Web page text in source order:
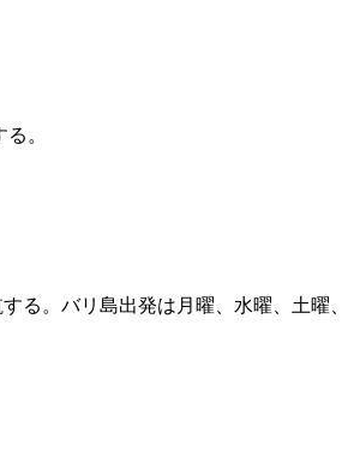
。
る。バリ島出発は月曜、水曜、土曜